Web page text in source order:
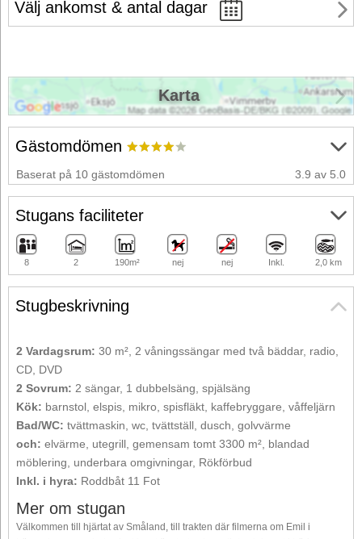
Välj ankomst & antal dagar
Stugbeskrivning
2 Vardagsrum: 30 m², 2 våningssängar med två bäddar, radio,
CD, DVD
2 Sovrum: 2 sängar, 1 dubbelsäng, spjälsäng
Kök: barnstol, elspis, mikro, spisfläkt, kaffebryggare, våffeljärn
Bad/WC: tvättmaskin, wc, tvättställ, dusch, golvvärme
och: elvärme, utegrill, gemensam tomt 3300 m², blandad
möblering, underbara omgivningar, Rökförbud
Inkl. i hyra: Roddbåt 11 Fot
Mer om stugan
Välkommen till hjärtat av Småland, till trakten där filmerna om Emil i
Gästomdömen
Baserat på 10 gästomdömen 3.9 av 5.0
Stugans faciliteter
8 2 190m² nej nej Inkl. 2,0 km
Karta